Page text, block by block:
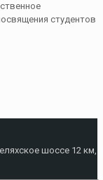
студентов
шоссе 12 км,